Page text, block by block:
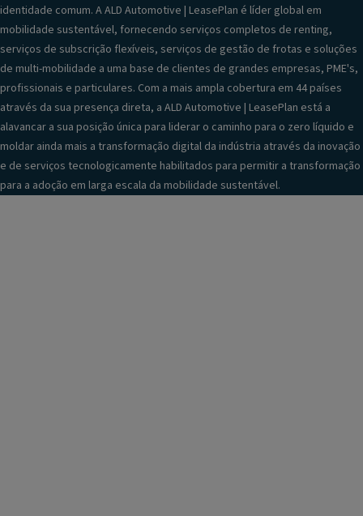
identidade comum. A ALD Automotive | LeasePlan é líder global em
mobilidade sustentável, fornecendo serviços completos de renting,
serviços de subscrição flexíveis, serviços de gestão de frotas e soluções
de multi-mobilidade a uma base de clientes de grandes empresas, PME's,
profissionais e particulares. Com a mais ampla cobertura em 44 países
através da sua presença direta, a ALD Automotive | LeasePlan está a
alavancar a sua posição única para liderar o caminho para o zero líquido e
moldar ainda mais a transformação digital da indústria através da inovação
e de serviços tecnologicamente habilitados para permitir a transformação
para a adoção em larga escala da mobilidade sustentável.